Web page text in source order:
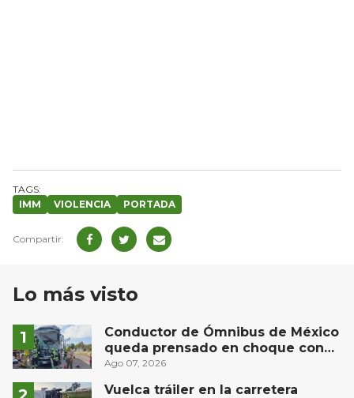
IMM VIOLENCIA PORTADA
Lo más visto
Conductor de Ómnibus de México
queda prensado en choque con
materialista en San Juan del Río
Ago 07, 2026
Vuelca tráiler en la carretera